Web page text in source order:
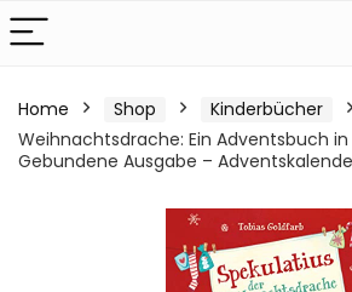
Home Shop Kinderbücher
Weihnachtsdrache: Ein Adventsbuch
Gebundene Ausgabe –